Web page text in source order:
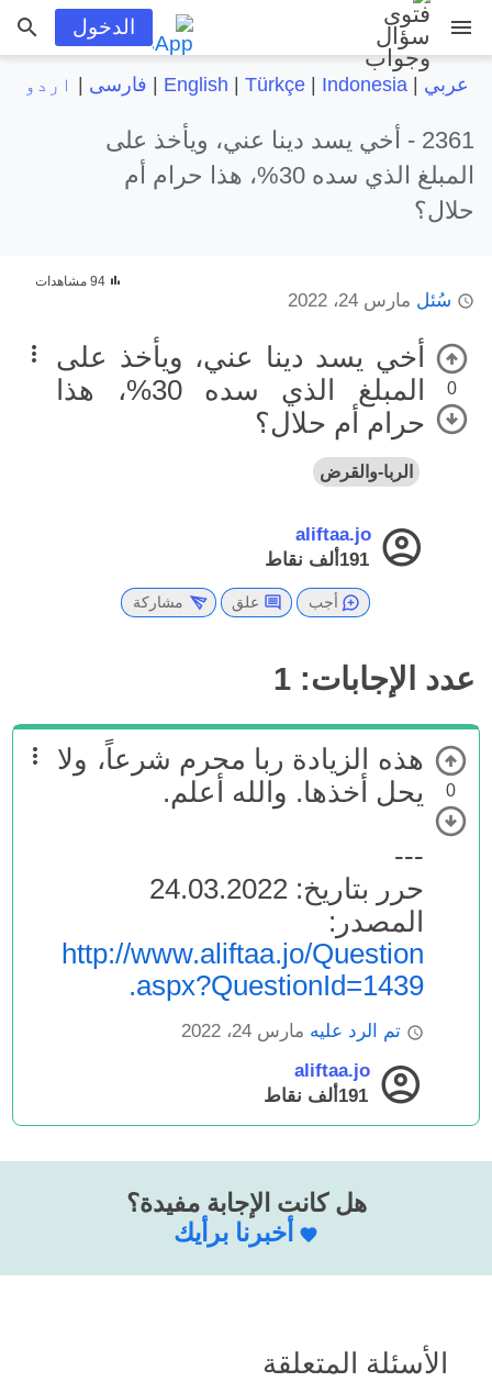
menu الدخول
عربي |
English Türkçe| Indonesia فارسی اردو
2361 -
أخي يسد دينا عني، ويأخذ على
المبلغ الذي سده 30%، هذا حرام أم
حلال؟
سُئل مارس 24، 2022
94 مشاهدات
0
أخي يسد دينا عني، ويأخذ على
المبلغ الذي سده 30%، هذا
حرام أم حلال؟
الربا-والقرض
aliftaa.jo
191ألف
نقاط
أجب علق مشاركة
عدد الإجابات: 1
0
هذه الزيادة ربا محرم شرعاً، ولا
يحل أخذها. والله أعلم.
---
حرر بتاريخ: 24.03.2022
المصدر:
http://www.aliftaa.jo/Question
.aspx?QuestionId=1439
تم الرد عليه مارس 24، 2022
aliftaa.jo
191ألف
نقاط
هل كانت الإجابة مفيدة؟
أخبرنا برأيك
الأسئلة المتعلقة